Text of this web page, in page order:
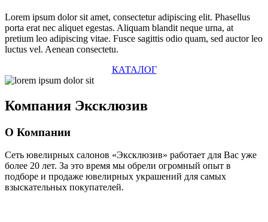
Lorem ipsum dolor sit amet, consectetur adipiscing elit. Phasellus
porta erat nec aliquet egestas. Aliquam blandit neque urna, at
pretium leo adipiscing vitae. Fusce sagittis odio quam, sed auctor leo
luctus vel. Aenean consectetu.
КАТАЛОГ
Компания Эксклюзив
О Компании
Сеть ювелирных салонов «Эксклюзив» работает для Вас уже
более 20 лет. За это время мы обрели огромный опыт в
подборе и продаже ювелирных украшений для самых
взыскательных покупателей.